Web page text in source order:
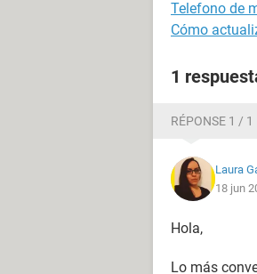
Telefono de
Cómo
1
RÉPONSE 1 / 1
Laura
18 jun
Hola,
Lo más